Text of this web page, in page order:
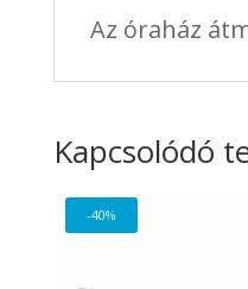
Az óraház
Kapcsolódó
-40%